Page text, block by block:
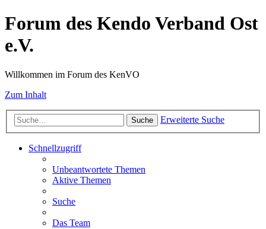
Forum des Kendo Verband Ost
e.V.
Willkommen im Forum des KenVO
Zum Inhalt
Suche Erweiterte Suche
Schnellzugriff
Unbeantwortete Themen
Aktive Themen
Suche
Das Team